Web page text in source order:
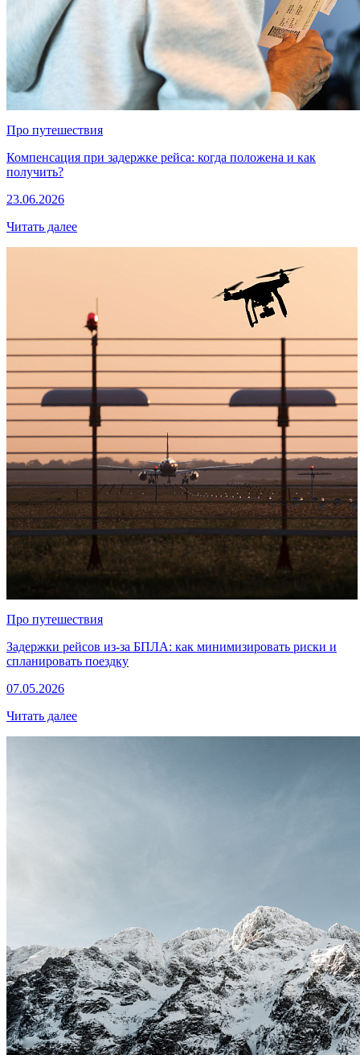
Про путешествия
Компенсация при задержке рейса: когда положена и как
получить?
23.06.2026
Читать далее
Про путешествия
Задержки рейсов из-за БПЛА: как минимизировать риски и
спланировать поездку
07.05.2026
Читать далее